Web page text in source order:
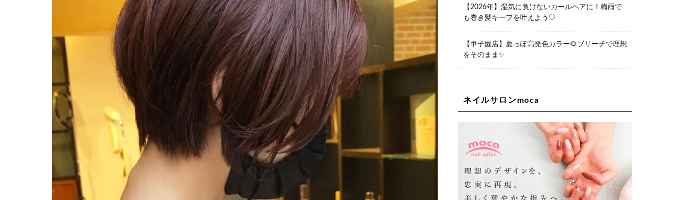
Lee天王寺店
Ｆ
06-6395-9555
Lee布施店
大阪府東大阪市足代2丁目1-5 モンテノ
06-6748-0778
【2026年】湿気に負けないカールヘアに！梅雨で
も巻き髪キープを叶えよう♡
【甲子園店】夏っぽ高発色カラー🌻ブリーチで理想
をそのまま✨
ネイルサロンmoca